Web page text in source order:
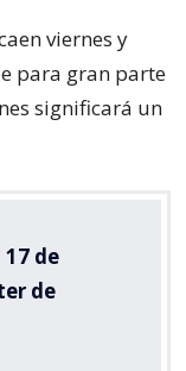
viernes y
para gran parte
significará un
17 de
de